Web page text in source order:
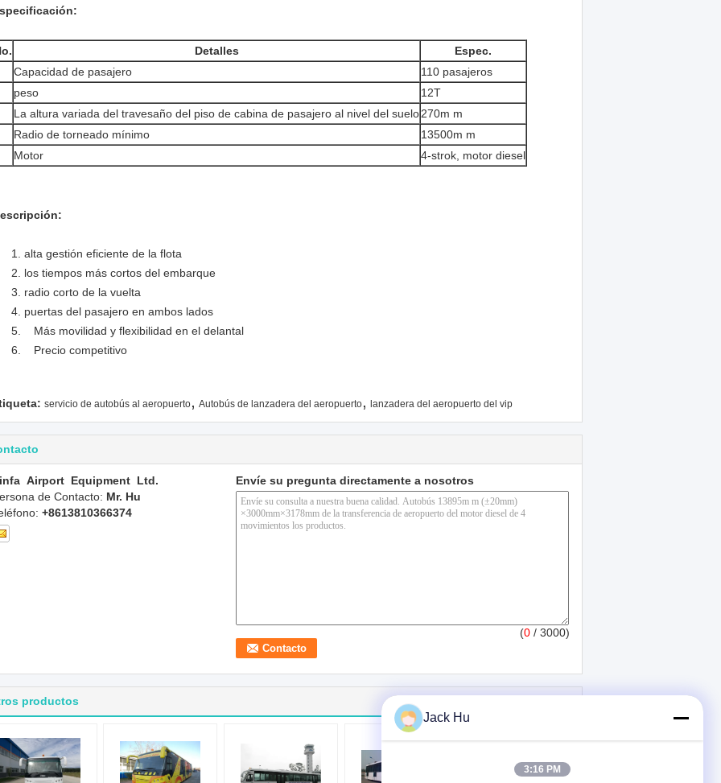
Detalles
Espec.
Capacidad de pasajero
110 pasajeros
peso
12T
La altura variada del travesaño del piso de cabina de pasajero al nivel del suelo270m m
Radio de torneado mínimo
13500m m
Motor 4-strok, motor diesel
1. alta gestión eficiente de la flota
2. los tiempos más cortos del embarque
3. radio corto de la vuelta
4. puertas del pasajero en ambos lados
5. Más movilidad y flexibilidad en el delantal
6. Precio competitivo
servicio de autobús al aeropuerto, Autobús de lanzadera del aeropuerto, lanzadera del aeropuerto del vip
Airport Equipment Ltd.
de Contacto: Mr. Hu
+8613810366374
Envíe su pregunta directamente a nosotros
(0 / 3000)
productos
Jack Hu
3:16 PM